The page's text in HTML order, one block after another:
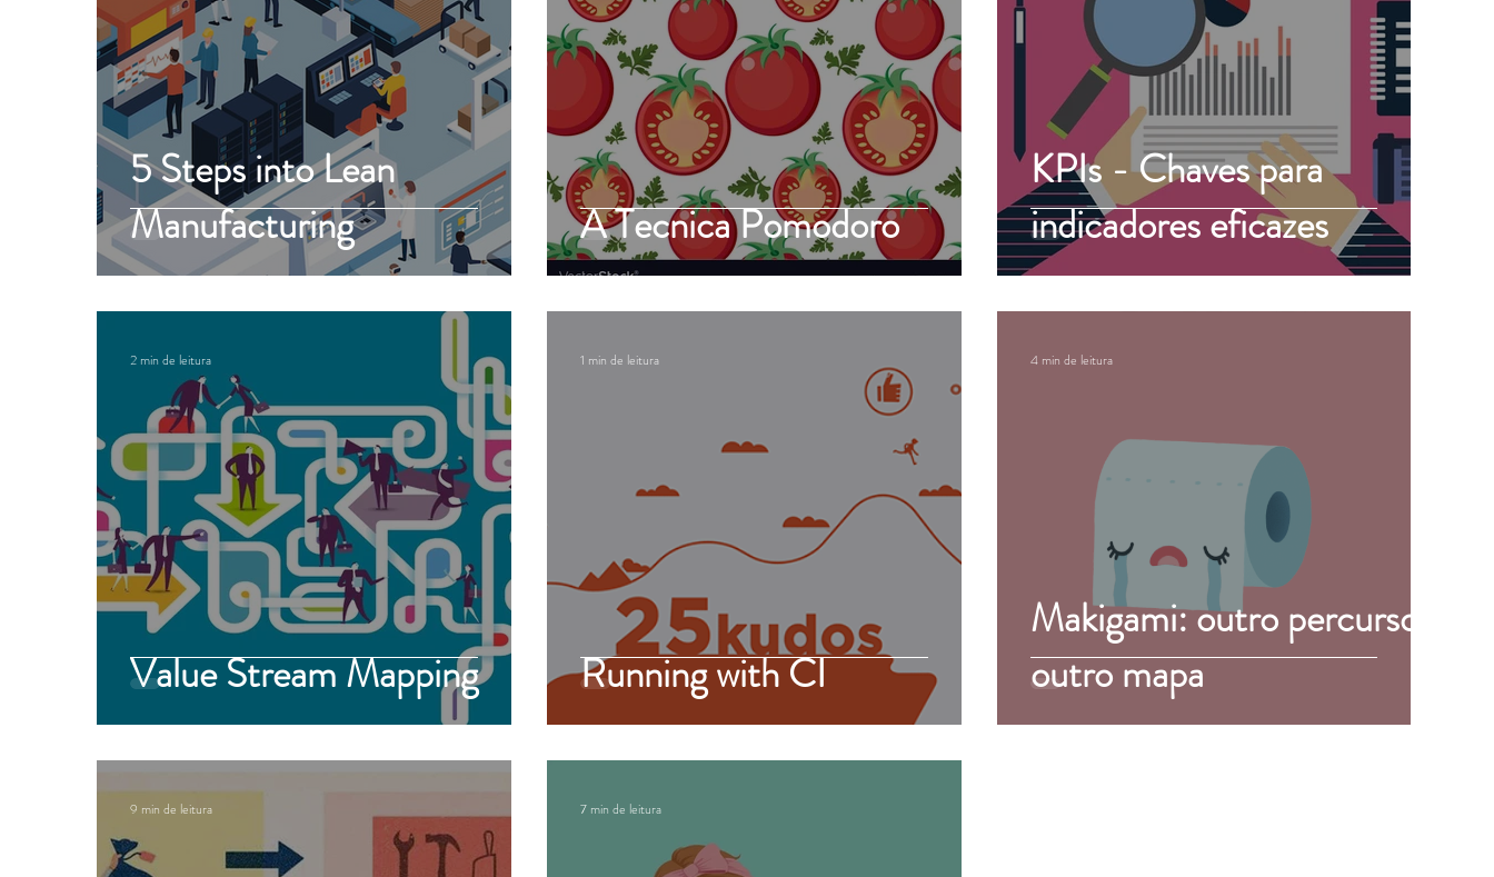
5 Steps into Lean
Manufacturing
A Tecnica Pomodoro
KPIs - Chaves para
indicadores eficazes
Value Stream Mapping
2 min de leitura
Running with CI
1 min de leitura
Makigami: outro percurso,
outro mapa
4 min de leitura
9 min de leitura 7 min de leitura